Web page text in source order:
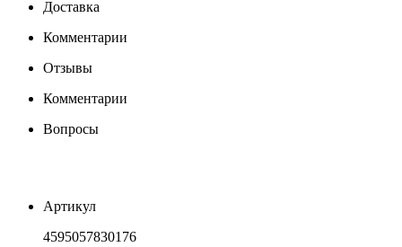
Доставка
Комментарии
Отзывы
Комментарии
Вопросы
Артикул
4595057830176